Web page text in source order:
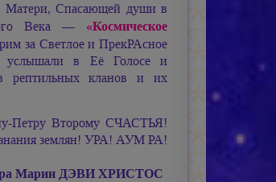
Матери, Спасающей души в
Века — «Космическое
за Светлое и ПрекРАсное
услышали в Её Голосе и
рептильных кланов и их
Петру Второму СЧАСТЬЯ!
землян! УРА! АУМ РА!
Марии ДЭВИ ХРИСТОС